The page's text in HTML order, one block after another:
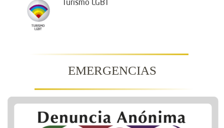
Turismo LGBT
EMERGENCIAS